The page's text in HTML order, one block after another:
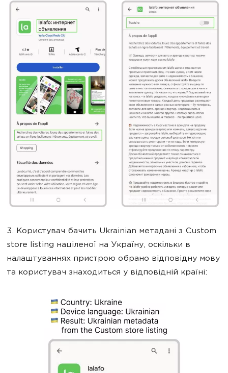
3. Користувач бачить Ukrainian метадані з Custom
store listing націленої на Україну, оскільки в
налаштуваннях пристрою обрано відповідну мову
та користувач знаходиться у відповідній країні: